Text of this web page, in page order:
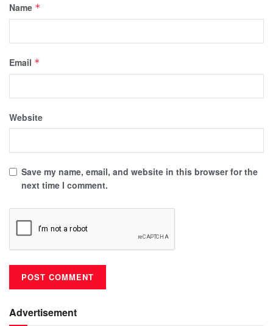
Name *
Email *
Website
Save my name, email, and website in this browser for the
next time I comment.
Advertisement